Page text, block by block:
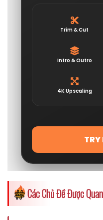
Các Chủ Đề Được